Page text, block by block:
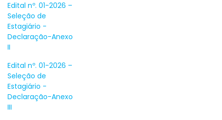
Edital nº. 01-2026 –
Seleção de
Estagiário -
Declaração-Anexo
II
Edital nº. 01-2026 –
Seleção de
Estagiário -
Declaração-Anexo
III